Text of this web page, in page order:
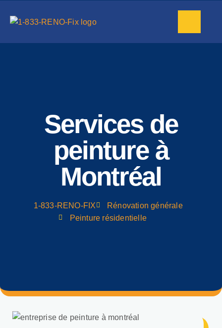
Services de
peinture à
Montréal
1-833-RENO-FIX
Rénovation générale
Peinture résidentielle